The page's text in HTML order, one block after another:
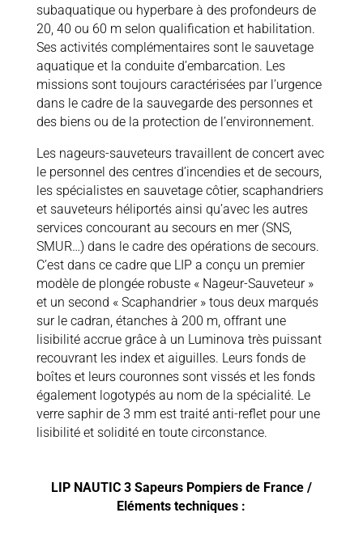
subaquatique ou hyperbare à des profondeurs de
20, 40 ou 60 m selon qualification et habilitation.
Ses activités complémentaires sont le sauvetage
aquatique et la conduite d’embarcation. Les
missions sont toujours caractérisées par l’urgence
dans le cadre de la sauvegarde des personnes et
des biens ou de la protection de l’environnement.
Les nageurs-sauveteurs travaillent de concert avec
le personnel des centres d’incendies et de secours,
les spécialistes en sauvetage côtier, scaphandriers
et sauveteurs héliportés ainsi qu’avec les autres
services concourant au secours en mer (SNS,
SMUR…) dans le cadre des opérations de secours.
C’est dans ce cadre que LIP a conçu un premier
modèle de plongée robuste « Nageur-Sauveteur »
et un second « Scaphandrier » tous deux marqués
sur le cadran, étanches à 200 m, offrant une
lisibilité accrue grâce à un Luminova très puissant
recouvrant les index et aiguilles. Leurs fonds de
boîtes et leurs couronnes sont vissés et les fonds
également logotypés au nom de la spécialité. Le
verre saphir de 3 mm est traité anti-reflet pour une
lisibilité et solidité en toute circonstance.
LIP NAUTIC 3 Sapeurs Pompiers de France /
Eléments techniques :